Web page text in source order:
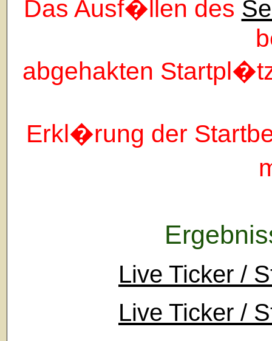
Das Ausf�llen des
abgehakten
Erkl�rung der
Live Ticker /
Live Ticker /